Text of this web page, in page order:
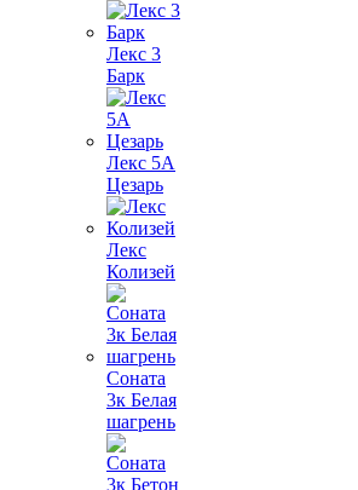
Лекс 3
Барк
Лекс 5А
Цезарь
Лекс
Колизей
Соната
3к Белая
шагрень